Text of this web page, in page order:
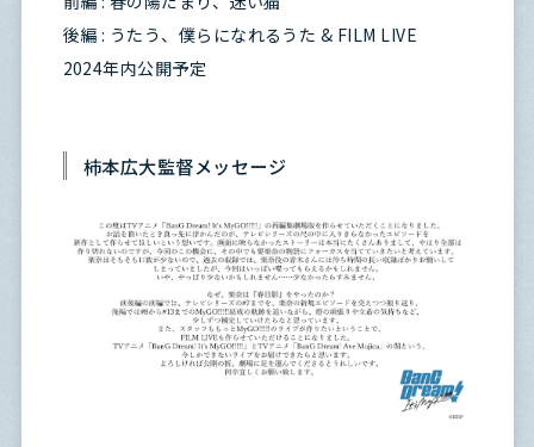
後編 : うたう、僕らになれるうた & FILM LIVE
2024年内公開予定
柿本広大監督メッセージ